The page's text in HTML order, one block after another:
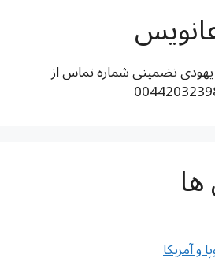
تضمینی شماره تماس از
و آمریکا